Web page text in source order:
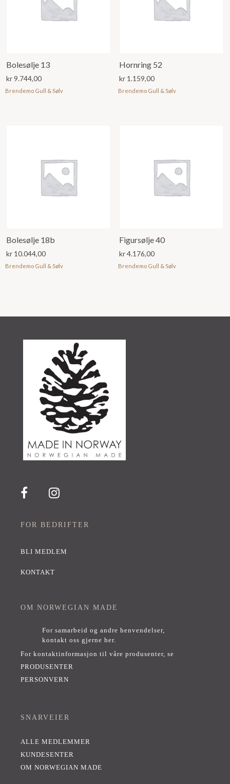
Bolesølje 13
kr9.744,00
Brendemo Gull & Sølv
Hornring 52
kr 1.159,00
Brendemo Gull & Sølv
Bolesølje 18b
kr 10.044,00
Brendemo Gull & Sølv
Figursølje 40
kr4.176,00
Brendemo Gull & Sølv
FOR BEDRIFTER
BLI MEDLEM
KONTAKT
OM NORWEGIAN MADE
For samarbeid og andre henvendelser,
kontakt oss gjerne her.
For kontaktinformasjon til våre produsenter, se
PRODUSENTER
PERSONVERN
SNARVEIER
ALLE MEDLEMMER
KUNDESENTER
OM NORWEGIAN MADE